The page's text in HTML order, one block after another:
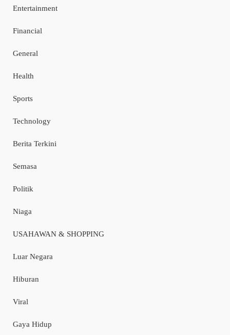
Entertainment
Financial
General
Health
Sports
Technology
Berita Terkini
Semasa
Politik
Niaga
USAHAWAN & SHOPPING
Luar Negara
Hiburan
Viral
Gaya Hidup